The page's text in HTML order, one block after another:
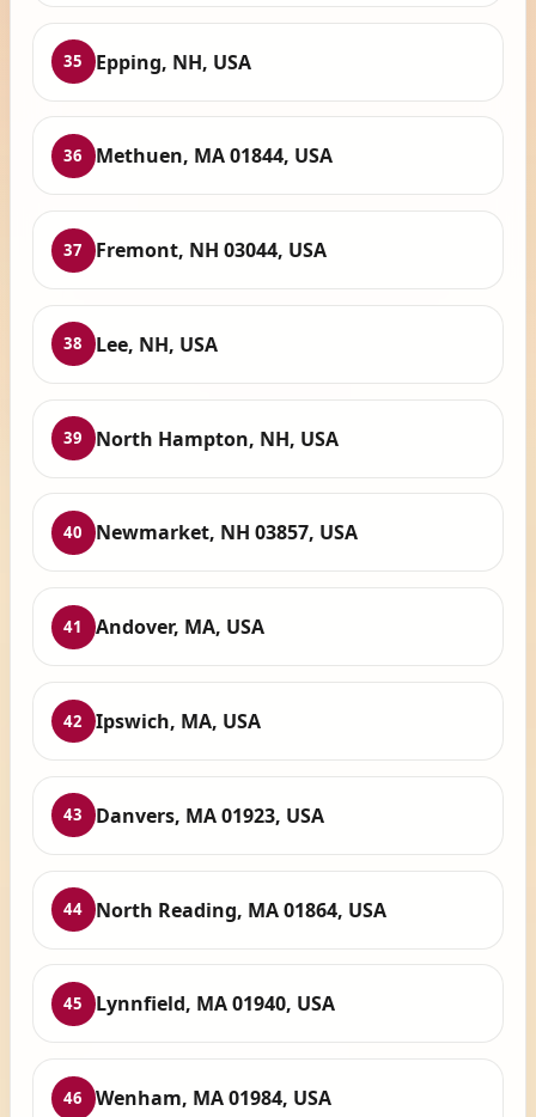
35 Epping, NH, USA
36 Methuen, MA 01844, USA
37 Fremont, NH 03044, USA
38 Lee, NH, USA
39 North Hampton, NH, USA
40 Newmarket, NH 03857, USA
41 Andover, MA, USA
42 Ipswich, MA, USA
43 Danvers, MA 01923, USA
44 North Reading, MA 01864, USA
45 Lynnfield, MA 01940, USA
46 Wenham, MA 01984, USA